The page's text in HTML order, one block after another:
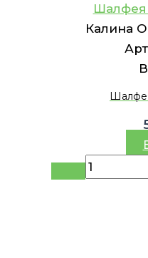
Шалфея
Калина